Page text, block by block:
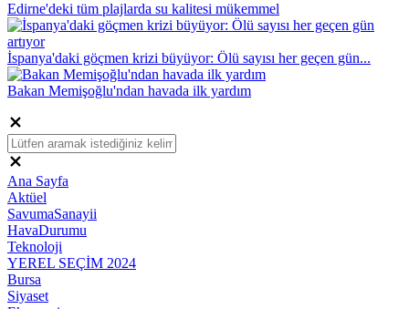
Edirne'deki tüm plajlarda su kalitesi mükemmel
İspanya'daki göçmen krizi büyüyor: Ölü sayısı her geçen gün...
Bakan Memişoğlu'ndan havada ilk yardım
Ana Sayfa
Aktüel
SavumaSanayii
HavaDurumu
Teknoloji
YEREL SEÇİM 2024
Bursa
Siyaset